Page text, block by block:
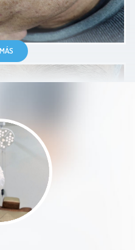
excelente servicio.
amable muy
por su